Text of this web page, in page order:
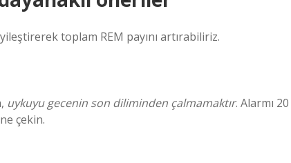
toplam REM payını artırabiliriz.
uykuyu gecenin son diliminden çalmamaktır. Alarmı 20
çekin.